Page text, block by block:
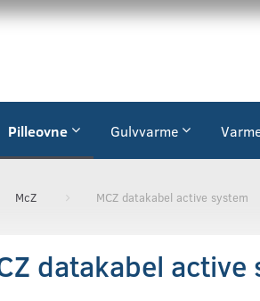
Pilleovne Gulvvarme
McZ MCZ datakabel active system
datakabel active